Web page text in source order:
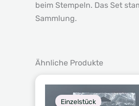
beim Stempeln. Das Set
Sammlung.
Ähnliche Produkte
Einzelstück